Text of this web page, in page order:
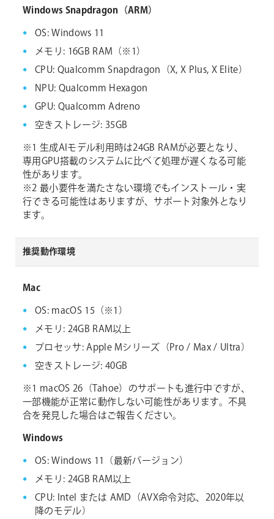
Windows Snapdragon（ARM）
OS: Windows 11
メモリ: 16GB RAM（※1）
CPU: Qualcomm Snapdragon（X, X Plus, X Elite）
NPU: Qualcomm Hexagon
GPU: Qualcomm Adreno
空きストレージ: 35GB
※1 生成AIモデル利用時は24GB RAMが必要となり、
専用GPU搭載のシステムに比べて処理が遅くなる可能
性があります。
※2 最小要件を満たさない環境でもインストール・実
行できる可能性はありますが、サポート対象外となり
ます。
推奨動作環境
Mac
OS: macOS 15（※1）
メモリ: 24GB RAM以上
プロセッサ: Apple Mシリーズ（Pro / Max / Ultra）
空きストレージ: 40GB
※1 macOS 26（Tahoe）のサポートも進行中ですが、
一部機能が正常に動作しない可能性があります。不具
合を発見した場合はご報告ください。
Windows
OS: Windows 11（最新バージョン）
メモリ: 24GB RAM以上
CPU: Intel または AMD（AVX命令対応、2020年以
降のモデル）